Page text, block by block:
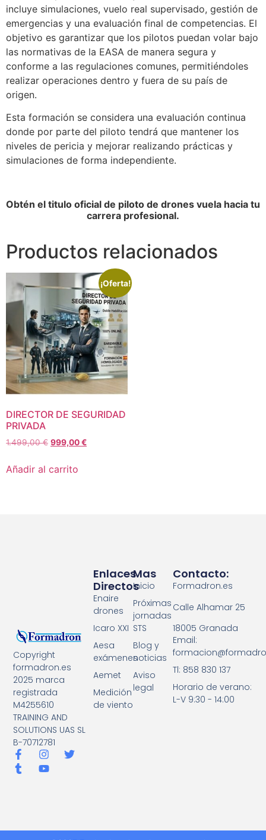
incluye simulaciones, vuelo real supervisado, gestión de
emergencias y una evaluación final de competencias. El
objetivo es garantizar que los pilotos puedan volar bajo
las normativas de la EASA de manera segura y
conforme a las regulaciones comunes, permitiéndoles
realizar operaciones dentro y fuera de su país de
origen.
Esta formación se considera una evaluación continua
donde por parte del piloto tendrá que mantener los
niveles de pericia y mejorar realizando prácticas y
simulaciones de forma independiente.
Obtén el titulo oficial de piloto de drones vuela hacia tu
carrera profesional.
Productos relacionados
¡Oferta!
DIRECTOR DE SEGURIDAD
PRIVADA
1.499,00€ 999,00€
Añadir al carrito
Copyright
formadron.es
2025 marca
registrada
M4255610
TRAINING AND
SOLUTIONS UAS SL
B-70712781
Mas
Inicio
Próximas
jornadas
STS
Blog y
noticias
Aviso
legal
Enlaces
Directos
Enaire
drones
Icaro XXI
Aesa
exámenes
Aemet
Medición
de viento
Contacto:
Formadron.es
Calle Alhamar 25
18005 Granada
Email:
Tl: 858 830 137
Horario de verano:
L-V 9:30 - 14:00